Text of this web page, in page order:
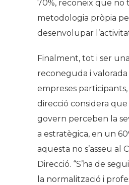
70%, reconeix que no
metodologia pròpia
desenvolupar
Finalment, tot i ser
reconeguda i valorada
empreses
direcció considera
govern perceben la
a estratègica, en un
aquesta no s’asseu al
Direcció. “S’ha de
la normalització i